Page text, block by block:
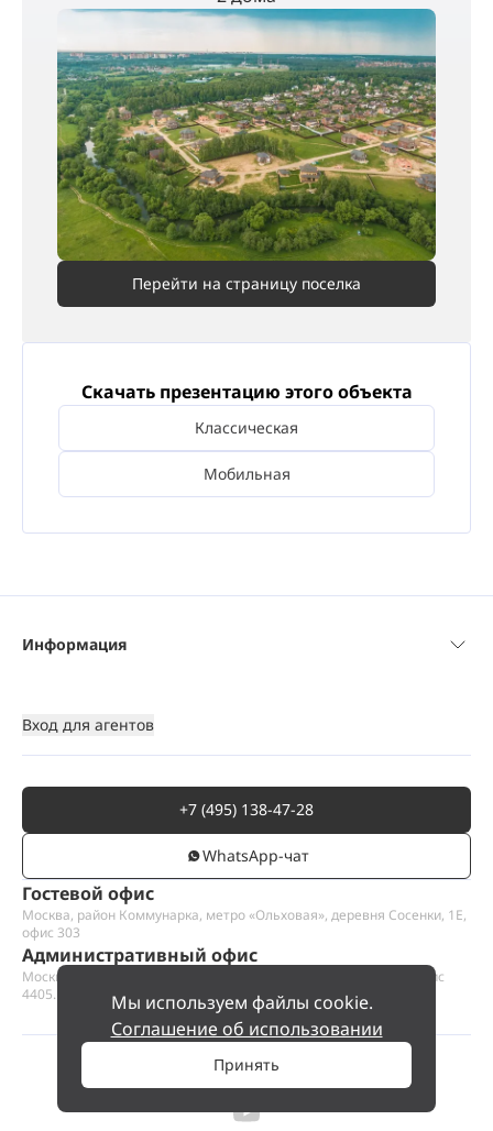
Мы используем файлы cookie.
Соглашение об использовании
Принять
85 000 000 ₽
№ 1883
Перейти на страницу поселка
Скачать презентацию этого объекта
Классическая
Мобильная
Гостевой офис
Москва, район Коммунарка, метро «Ольховая», деревня Сосенки, 1Е,
офис 303
Административный офис
Москва, Пресненская набережная 12, Москва-сити, этаж 44, офис
4405.1
+7 (495) 138-47-28
WhatsАpp-чат
Информация
Вход для агентов
ООО «Проект Хаус».Позвольте найти ваш дом.